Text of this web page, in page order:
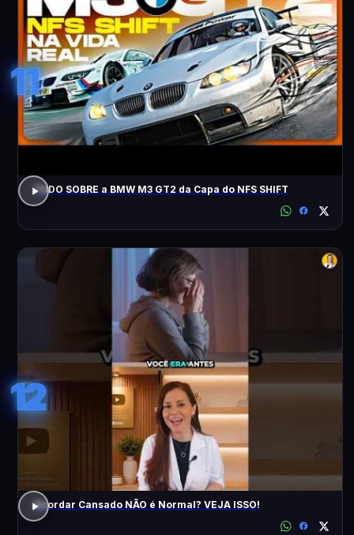
11
TUDO SOBRE a BMW M3 GT2 da Capa do NFS SHIFT
12
Acordar Cansado NÃO é Normal? VEJA ISSO!